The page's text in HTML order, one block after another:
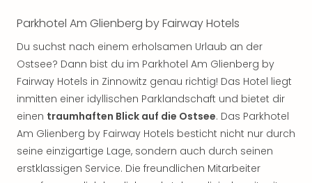
Parkhotel Am Glienberg by Fairway Hotels
Du suchst nach einem erholsamen Urlaub an der
Ostsee? Dann bist du im Parkhotel Am Glienberg by
Fairway Hotels in Zinnowitz genau richtig! Das Hotel liegt
inmitten einer idyllischen Parklandschaft und bietet dir
einen traumhaften Blick auf die Ostsee. Das Parkhotel
Am Glienberg by Fairway Hotels besticht nicht nur durch
seine einzigartige Lage, sondern auch durch seinen
erstklassigen Service. Die freundlichen Mitarbeiter